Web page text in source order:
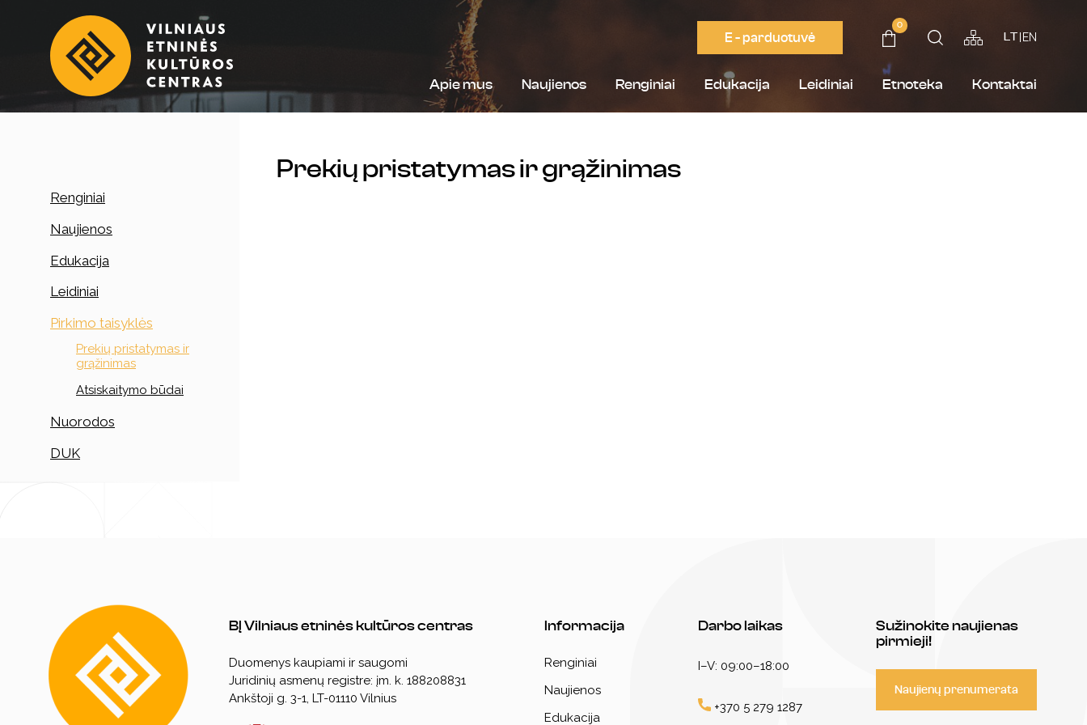
E - parduotuvė
0
LT EN
Apie mus Naujienos Renginiai Edukacija Leidiniai Etnoteka Kontaktai
Renginiai
Naujienos
Edukacija
Leidiniai
Pirkimo taisyklės
Prekių pristatymas ir
grąžinimas
Atsiskaitymo būdai
Nuorodos
DUK
Prekių pristatymas ir grąžinimas
BĮ Vilniaus etninės kultūros centras
Duomenys kaupiami ir saugomi
Juridinių asmenų registre: įm. k. 188208831
Ankštoji g. 3-1, LT-01110 Vilnius
Informacija
Renginiai
Naujienos
Edukacija
Darbo laikas
I–V: 09:00–18:00
+370 5 279 1287
Sužinokite naujienas
pirmieji!
Naujienų prenumerata